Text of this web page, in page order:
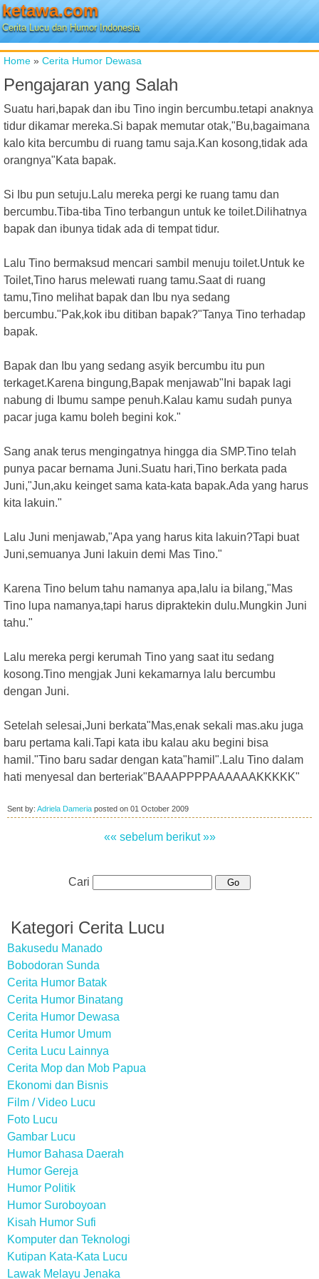
ketawa.com
Cerita Lucu dan Humor Indonesia
Home » Cerita Humor Dewasa
Pengajaran yang Salah
Suatu hari,bapak dan ibu Tino ingin bercumbu.tetapi anaknya
tidur dikamar mereka.Si bapak memutar otak,"Bu,bagaimana
kalo kita bercumbu di ruang tamu saja.Kan kosong,tidak ada
orangnya"Kata bapak.
Si Ibu pun setuju.Lalu mereka pergi ke ruang tamu dan
bercumbu.Tiba-tiba Tino terbangun untuk ke toilet.Dilihatnya
bapak dan ibunya tidak ada di tempat tidur.
Lalu Tino bermaksud mencari sambil menuju toilet.Untuk ke
Toilet,Tino harus melewati ruang tamu.Saat di ruang
tamu,Tino melihat bapak dan Ibu nya sedang
bercumbu."Pak,kok ibu ditiban bapak?"Tanya Tino terhadap
bapak.
Bapak dan Ibu yang sedang asyik bercumbu itu pun
terkaget.Karena bingung,Bapak menjawab"Ini bapak lagi
nabung di Ibumu sampe penuh.Kalau kamu sudah punya
pacar juga kamu boleh begini kok."
Sang anak terus mengingatnya hingga dia SMP.Tino telah
punya pacar bernama Juni.Suatu hari,Tino berkata pada
Juni,"Jun,aku keinget sama kata-kata bapak.Ada yang harus
kita lakuin."
Lalu Juni menjawab,"Apa yang harus kita lakuin?Tapi buat
Juni,semuanya Juni lakuin demi Mas Tino."
Karena Tino belum tahu namanya apa,lalu ia bilang,"Mas
Tino lupa namanya,tapi harus dipraktekin dulu.Mungkin Juni
tahu."
Lalu mereka pergi kerumah Tino yang saat itu sedang
kosong.Tino mengjak Juni kekamarnya lalu bercumbu
dengan Juni.
Setelah selesai,Juni berkata"Mas,enak sekali mas.aku juga
baru pertama kali.Tapi kata ibu kalau aku begini bisa
hamil."Tino baru sadar dengan kata"hamil".Lalu Tino dalam
hati menyesal dan berteriak"BAAAPPPPAAAAAAKKKKK"
Sent by: Adriela Dameria posted on 01 October 2009
«« sebelum berikut »»
Cari
Kategori Cerita Lucu
Bakusedu Manado
Bobodoran Sunda
Cerita Humor Batak
Cerita Humor Binatang
Cerita Humor Dewasa
Cerita Humor Umum
Cerita Lucu Lainnya
Cerita Mop dan Mob Papua
Ekonomi dan Bisnis
Film / Video Lucu
Foto Lucu
Gambar Lucu
Humor Bahasa Daerah
Humor Gereja
Humor Politik
Humor Suroboyoan
Kisah Humor Sufi
Komputer dan Teknologi
Kutipan Kata-Kata Lucu
Lawak Melayu Jenaka